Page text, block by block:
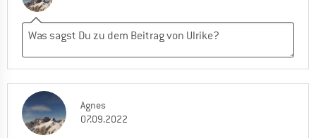
Agnes
07.09.2022